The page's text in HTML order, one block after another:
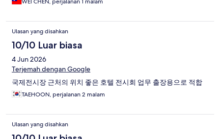
Ulasan yang disahkan
10/10 Luar biasa
4 Jun 2026
Terjemah dengan Google
국제전시장 근처의 위치 좋은 호텔 전시회 업무 출장용으로 적합
TAEHOON, perjalanan 2 malam
Ulasan yang disahkan